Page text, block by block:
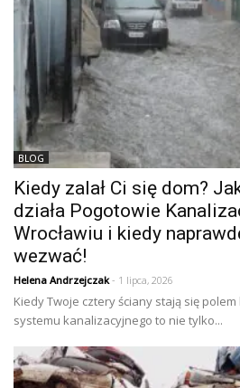
BLOG
Kiedy zalał Ci się dom?
działa Pogotowie
Wrocławiu i kiedy
wezwać!
Helena Andrzejczak- 1 lipca, 2026
Kiedy Twoje cztery ściany stają się
systemu kanalizacyjnego to nie tylko...